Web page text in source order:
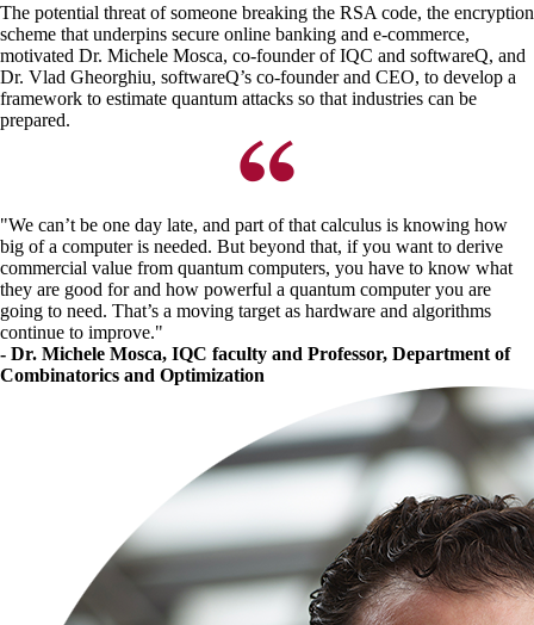
The potential threat of someone breaking the RSA code, the encryption
scheme that underpins secure online banking and e-commerce,
motivated Dr. Michele Mosca, co-founder of IQC and softwareQ, and
Dr. Vlad Gheorghiu, softwareQ’s co-founder and CEO, to develop a
framework to estimate quantum attacks so that industries can be
prepared.
"We can’t be one day late, and part of that calculus is knowing how
big of a computer is needed. But beyond that, if you want to derive
commercial value from quantum computers, you have to know what
they are good for and how powerful a quantum computer you are
going to need. That’s a moving target as hardware and algorithms
continue to improve."
- Dr. Michele Mosca, IQC faculty and Professor, Department of
Combinatorics and Optimization